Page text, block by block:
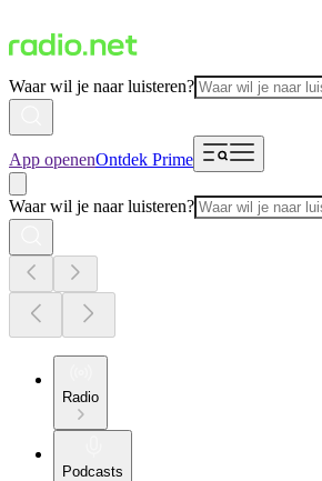
Waar wil je naar luisteren?
App openenOntdek Prime
Waar wil je naar luisteren?
Radio
Podcasts